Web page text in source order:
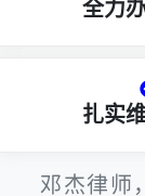
全力
扎实
邓杰律师